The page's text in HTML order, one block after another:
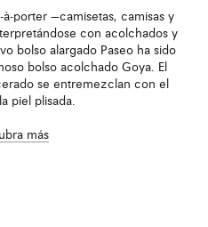
porter —camisetas, camisas y
con acolchados y
bolso alargado Paseo ha sido
bolso acolchado Goya. El
se entremezclan con el
piel plisada.
más